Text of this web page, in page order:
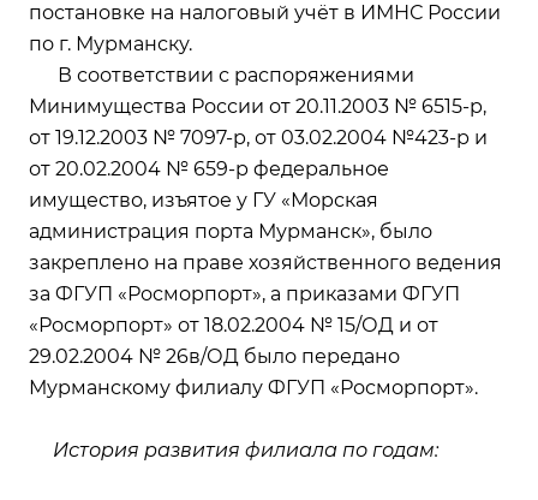
постановке на налоговый учёт в ИМНС России
по г. Мурманску.
В соответствии с распоряжениями
Минимущества России от 20.11.2003 № 6515-р,
от 19.12.2003 № 7097-р, от 03.02.2004 №423-р и
от 20.02.2004 № 659-р федеральное
имущество, изъятое у ГУ «Морская
администрация порта Мурманск», было
закреплено на праве хозяйственного ведения
за ФГУП «Росморпорт», а приказами ФГУП
«Росморпорт» от 18.02.2004 № 15/ОД и от
29.02.2004 № 26в/ОД было передано
Мурманскому филиалу ФГУП «Росморпорт».
История развития филиала по годам: